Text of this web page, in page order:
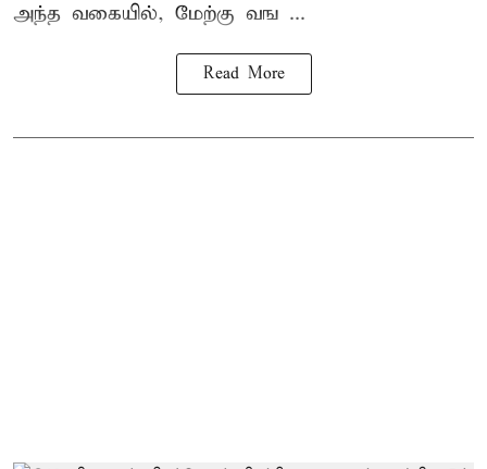
அந்த வகையில், மேற்கு வங ...
Read More